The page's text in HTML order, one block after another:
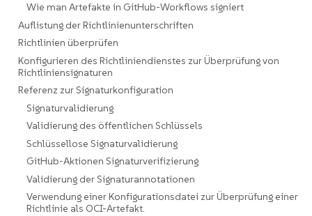
Wie man Artefakte in GitHub-Workflows signiert
Auflistung der Richtlinienunterschriften
Richtlinien überprüfen
Konfigurieren des Richtliniendienstes zur Überprüfung von
Richtliniensignaturen
Referenz zur Signaturkonfiguration
Signaturvalidierung
Validierung des öffentlichen Schlüssels
Schlüssellose Signaturvalidierung
GitHub-Aktionen Signaturverifizierung
Validierung der Signaturannotationen
Verwendung einer Konfigurationsdatei zur Überprüfung einer
Richtlinie als OCI-Artefakt.